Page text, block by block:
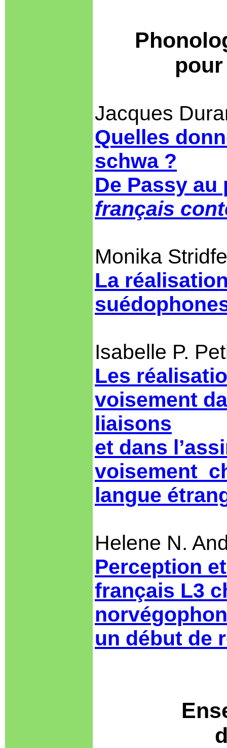
Jacques
Quelles
schwa ?
De Passy au
français
Monika
La
Isabelle P.
Les
voisement
liaisons
et dans
voisement
langue
Helene N.
Perception
français L3
un début de